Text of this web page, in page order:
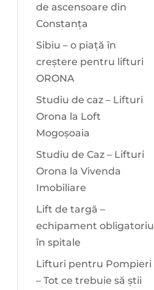
de ascensoare din
Constanța
Sibiu – o piață în
creștere pentru lifturi
ORONA
Studiu de caz – Lifturi
Orona la Loft
Mogoșoaia
Studiu de Caz – Lifturi
Orona la Vivenda
Imobiliare
Lift de targă –
echipament obligatoriu
în spitale
Lifturi pentru Pompieri
– Tot ce trebuie să știi